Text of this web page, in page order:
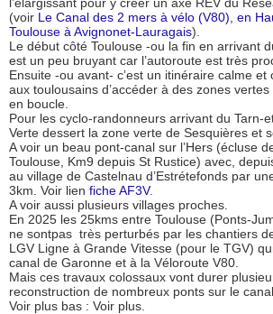
(voir Le Canal des 2 mers à vélo (V80), en
Toulouse à Avignonet-Lauragais).
Le début côté Toulouse -ou la fin en arrivant
est un peu bruyant car l’autoroute est très
Ensuite -ou avant- c’est un itinéraire calme
aux toulousains d’accéder à des zones
en boucle.
Pour les cyclo-randonneurs arrivant du Tarn-
Verte dessert la zone verte de Sesquières et
A voir un beau pont-canal sur l’Hers (écluse
Toulouse, Km9 depuis St Rustice) avec,
au village de Castelnau d’Estrétefonds par
3km. Voir lien fiche AF3V.
A voir aussi plusieurs villages proches.
En 2025 les 25kms entre Toulouse (Ponts-
ne sontpas très perturbés par les chantiers
LGV Ligne à Grande Vitesse (pour le TGV)
canal de Garonne et à la Véloroute V80.
Mais ces travaux colossaux vont durer
reconstruction de nombreux ponts sur le canal.
Voir plus bas : Voir plus.